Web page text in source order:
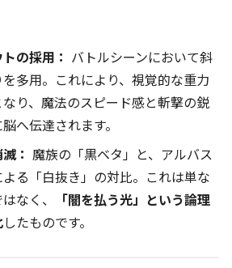
の採用： バトルシーンにおいて斜
多用。これにより、視覚的な重力
り、魔法のスピード感と斬撃の鋭
へ伝達されます。
： 魔族の「黒ベタ」と、アルバス
る「白抜き」の対比。これは単な
なく、
「闇を払う光」という論理
したものです。